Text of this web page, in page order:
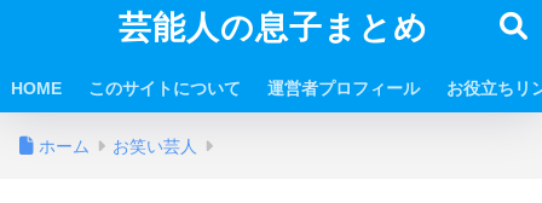
芸能人の息子まとめ
HOME このサイトについて 運営者プロフィール お役立ちリ
ホーム お笑い芸人